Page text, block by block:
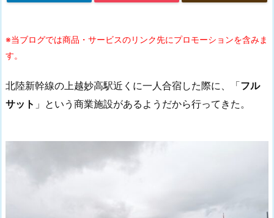
※当ブログでは商品・サービスのリンク先にプロモーションを含みま
す。
北陸新幹線の上越妙高駅近くに一人合宿した際に、「フル
サット 」という商業施設があるようだから行ってきた。